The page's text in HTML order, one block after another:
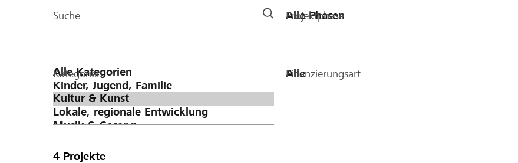
Suche Projektphase
Kategorien Finanzierungsart
4 Projekte